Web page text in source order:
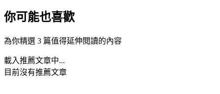
你可能也喜歡
為你精選 3 篇值得延伸閱讀的內容
載入推薦文章中...
目前沒有推薦文章